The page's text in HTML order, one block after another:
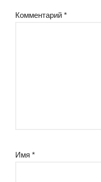
Комментарий *
Имя *